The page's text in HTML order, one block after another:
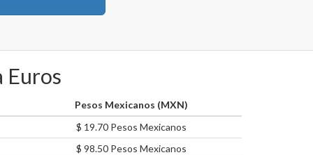
Euros
Pesos Mexicanos (MXN)
$ 19.70 Pesos Mexicanos
$ 98.50 Pesos Mexicanos